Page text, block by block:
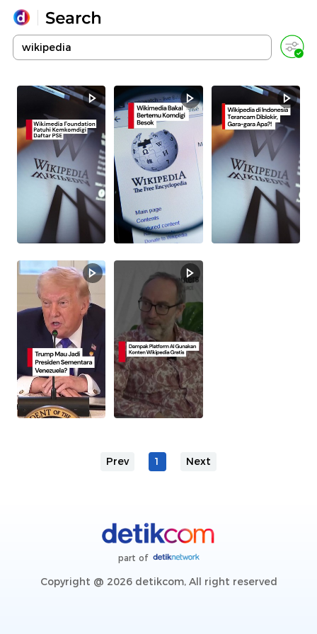
Yang sedang ramai dicari
Loading...
Promoted
Terakhir yang dicari
Prev 1 Next
part of
Copyright @ 2026 detikcom, All right reserved